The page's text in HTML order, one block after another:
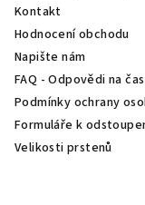
Kontakt
Hodnocení obchodu
Napište nám
FAQ - Odpovědi na
Podmínky ochrany
Formuláře k
Velikosti prstenů